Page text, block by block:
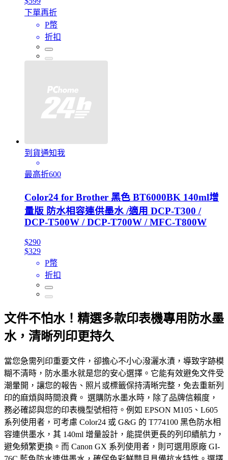
下單再折
P幣
折扣
到貨通知我
最高折600
Color24 for Brother 黑色 BT6000BK 140ml增
量版 防水相容連供墨水 /適用 DCP-T300 /
DCP-T500W / DCP-T700W / MFC-T800W
$290
$329
P幣
折扣
文件不怕水！精選多款印表機專用防水墨
水，清晰列印更持久
當您急需列印重要文件，卻擔心不小心潑灑水漬，導致字跡模
糊不清時，防水墨水就是您的安心選擇。它能有效避免文件受
潮暈開，讓您的報告、照片或標籤保持清晰完整，免去重新列
印的麻煩與時間浪費。 選購防水墨水時，除了品牌信賴度，
務必確認與您的印表機型號相符。例如 EPSON M105、L605
系列使用者，可考慮 Color24 或 G&G 的 T774100 黑色防水相
容連供墨水，其 140ml 增量設計，能提供更長的列印續航力，
避免頻繁更換。而 Canon GX 系列使用者，則可選用原廠 GI-